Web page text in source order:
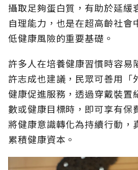
攝取足夠蛋白質，有助於延緩
自理能力，也是在超高齡社會
低健康風險的重要基礎。
許多人在培養健康習慣時容易
許志成也建議，民眾可善用「
健康促進服務，透過穿戴裝置
數或健康目標時，即可享有保
將健康意識轉化為持續行動，
累積健康資本。